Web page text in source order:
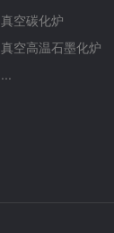
真空碳化炉
真空高温石墨化炉
...